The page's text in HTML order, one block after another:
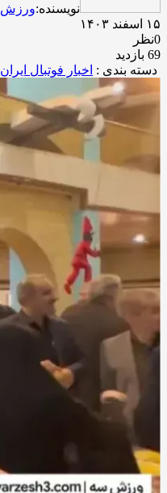
نویسنده:ورزش 3
۱۵ اسفند ۱۴۰۳
0نظر
69 بازدید
دسته بندی : اخبار فوتبال ایران